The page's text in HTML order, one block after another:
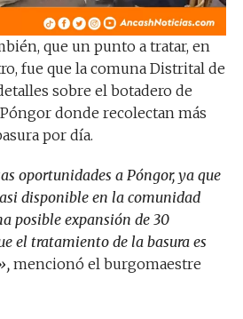
que un punto a tratar, en
fue que la comuna Distrital de
sobre el botadero de
donde recolectan más
por día.
oportunidades a Póngor, ya que
disponible en la comunidad
posible expansión de 30
el tratamiento de la basura es
mencionó el burgomaestre